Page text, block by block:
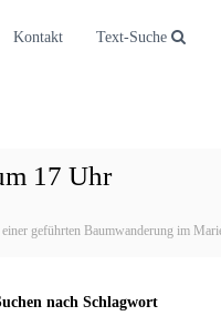
Kontakt Text-Suche
17 Uhr
einer geführten Baumwanderung im
nach Schlagwort